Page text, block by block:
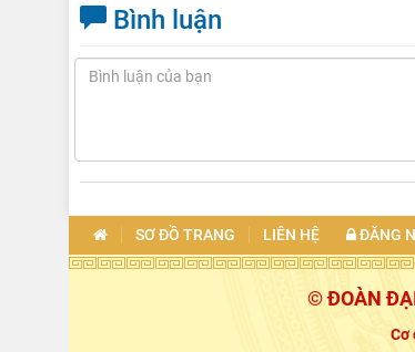
Bình luận
SƠ ĐỒ TRANG LIÊN HỆ ĐĂNG
© ĐOÀN
Cơ